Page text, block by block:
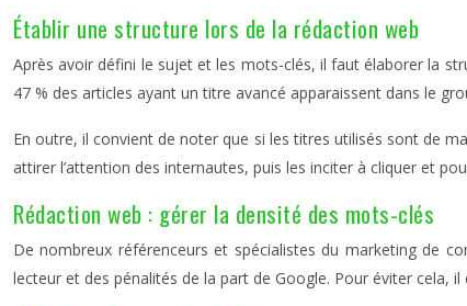
Établir une structure lors de la rédaction web
Après avoir défini le sujet et les mots-clés, il faut élaborer la
47 % des articles ayant un titre avancé apparaissent dans le
En outre, il convient de noter que si les titres utilisés sont de
attirer l’attention des internautes, puis les inciter à cliquer et
Rédaction web : gérer la densité des mots-clés
De nombreux référenceurs et spécialistes du marketing de
lecteur et des pénalités de la part de Google. Pour éviter cela,